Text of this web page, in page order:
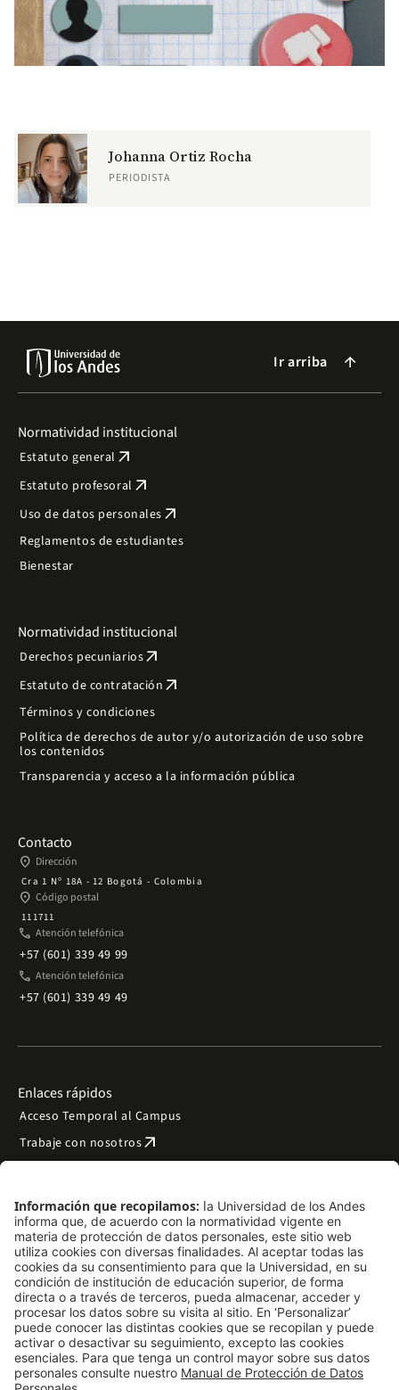
Johanna Ortiz Rocha
PERIODISTA
Ir arriba arrow_forward
Normatividad institucional
Estatuto general arrow_outward
Estatuto profesoral arrow_outward
Uso de datos personales arrow_outward
Reglamentos de estudiantes
Bienestar
Normatividad institucional
Derechos pecuniariosarrow_outward
Estatuto de contratación arrow_outward
Términos y condiciones
Política de derechos de autor y/o autorización de uso sobre
los contenidos
Transparencia y acceso a la información pública
Contacto
place Dirección
Cra 1 Nº 18A - 12 Bogotá - Colombia
place Código postal
111711
phone Atención telefónica
+57 (601) 339 49 99
phone Atención telefónica
+57 (601) 339 49 49
Enlaces rápidos
Acceso Temporal al Campus
Trabaje con nosotrosarrow_outward
Preguntas frecuentes
Filantropía y donacionesarrow_outward
Mapa del sitio arrow_outward
Síguenos
LinkedIn
Instagram